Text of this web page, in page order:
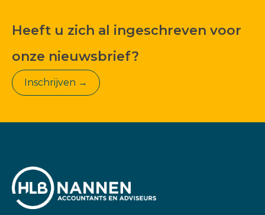
Heeft u zich al ingeschreven voor
onze nieuwsbrief?
Inschrijven →